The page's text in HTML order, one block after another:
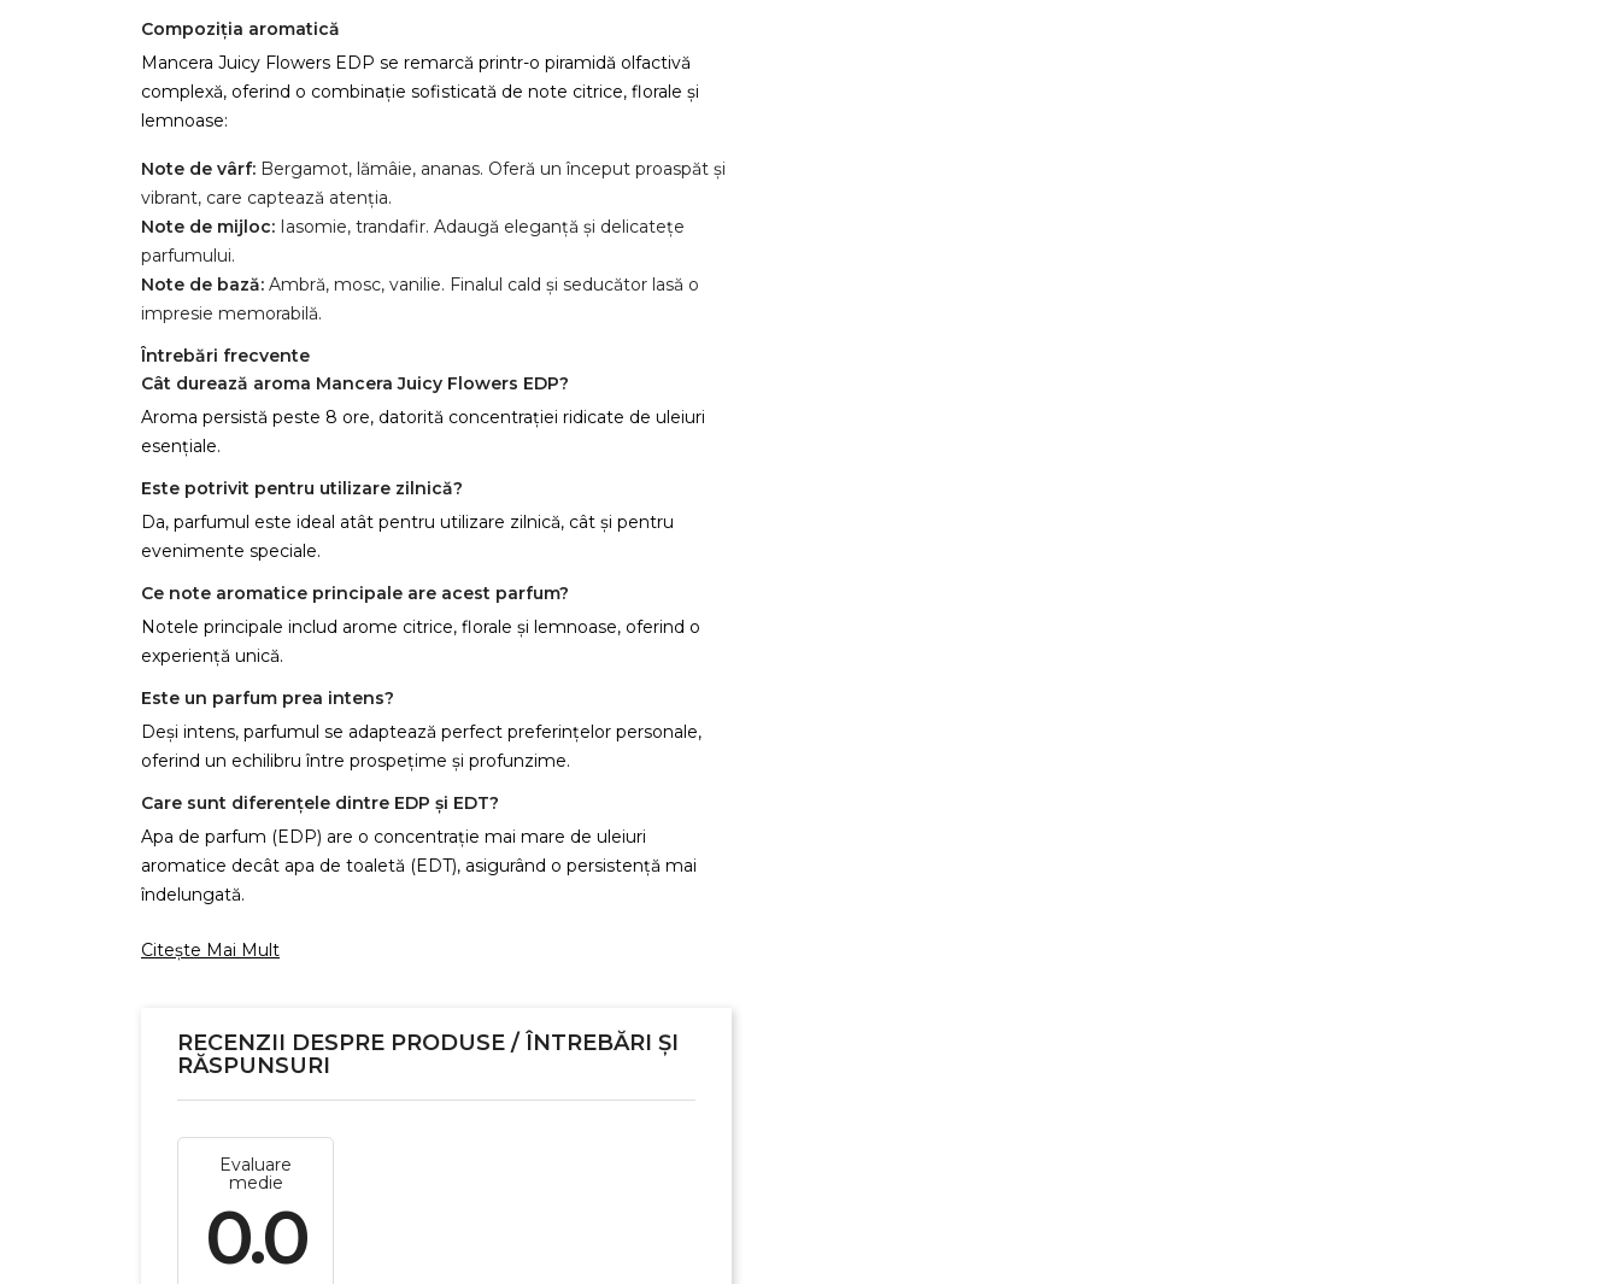
Compoziția aromatică
Mancera Juicy Flowers EDP se remarcă printr-o piramidă olfactivă
complexă, oferind o combinație sofisticată de note citrice, florale și
lemnoase:
Note de vârf: Bergamot, lămâie, ananas. Oferă un început proaspăt și
vibrant, care captează atenția.
Note de mijloc: Iasomie, trandafir. Adaugă eleganță și delicatețe
parfumului.
Note de bază: Ambră, mosc, vanilie. Finalul cald și seducător lasă o
impresie memorabilă.
Întrebări frecvente
Cât durează aroma Mancera Juicy Flowers EDP?
Aroma persistă peste 8 ore, datorită concentrației ridicate de uleiuri
esențiale.
Este potrivit pentru utilizare zilnică?
Da, parfumul este ideal atât pentru utilizare zilnică, cât și pentru
evenimente speciale.
Ce note aromatice principale are acest parfum?
Notele principale includ arome citrice, florale și lemnoase, oferind o
experiență unică.
Este un parfum prea intens?
Deși intens, parfumul se adaptează perfect preferințelor personale,
oferind un echilibru între prospețime și profunzime.
Care sunt diferențele dintre EDP și EDT?
Apa de parfum (EDP) are o concentrație mai mare de uleiuri
aromatice decât apa de toaletă (EDT), asigurând o persistență mai
îndelungată.
Citește Mai Mult
RECENZII DESPRE PRODUSE / ÎNTREBĂRI ȘI
RĂSPUNSURI
Evaluare
medie
0.0